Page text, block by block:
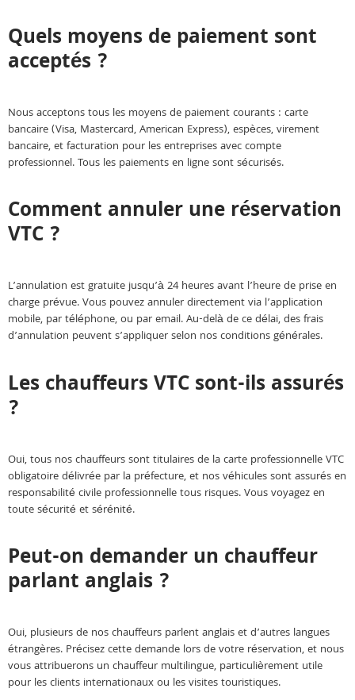
Quels moyens de paiement sont
acceptés ?
Nous acceptons tous les moyens de paiement courants : carte
bancaire (Visa, Mastercard, American Express), espèces, virement
bancaire, et facturation pour les entreprises avec compte
professionnel. Tous les paiements en ligne sont sécurisés.
Comment annuler une réservation
VTC ?
L’annulation est gratuite jusqu’à 24 heures avant l’heure de prise en
charge prévue. Vous pouvez annuler directement via l’application
mobile, par téléphone, ou par email. Au-delà de ce délai, des frais
d’annulation peuvent s’appliquer selon nos conditions générales.
Les chauffeurs VTC sont-ils assurés
?
Oui, tous nos chauffeurs sont titulaires de la carte professionnelle VTC
obligatoire délivrée par la préfecture, et nos véhicules sont assurés en
responsabilité civile professionnelle tous risques. Vous voyagez en
toute sécurité et sérénité.
Peut-on demander un chauffeur
parlant anglais ?
Oui, plusieurs de nos chauffeurs parlent anglais et d’autres langues
étrangères. Précisez cette demande lors de votre réservation, et nous
vous attribuerons un chauffeur multilingue, particulièrement utile
pour les clients internationaux ou les visites touristiques.